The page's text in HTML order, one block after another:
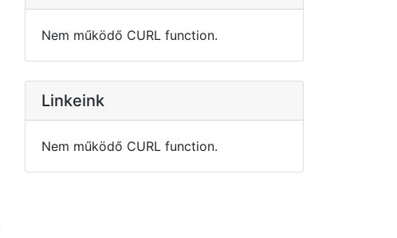
Nem működő CURL function.
Linkeink
Nem működő CURL function.